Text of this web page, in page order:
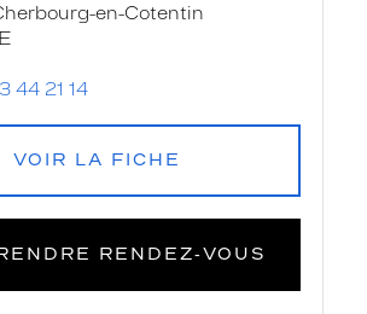
en-Cotentin
44 21 14
VOIR LA FICHE
RENDEZ‑VOUS